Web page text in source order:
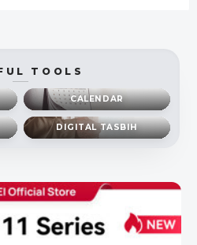
TOOLS
CALENDAR
DIGITAL TASBIH